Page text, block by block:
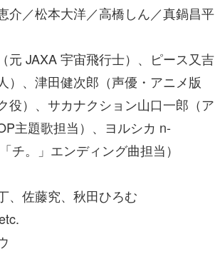
介／松本大洋／高橋しん／真鍋昌平
元 JAXA 宇宙飛行士）、ピース又吉
）、津田健次郎（声優・アニメ版
役）、サカナクション山口一郎（ア
主題歌担当）、ヨルシカ n-
チ。」エンディング曲担当）
、佐藤究、秋田ひろむ